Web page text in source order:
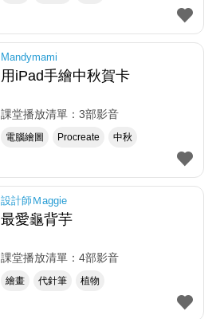
Mandymami
用iPad手繪中秋賀卡
課堂播放清單：3部影音
電腦繪圖 Procreate 中秋
設計師Ｍaggie
最愛龜背芋
課堂播放清單：4部影音
繪畫 代針筆 植物